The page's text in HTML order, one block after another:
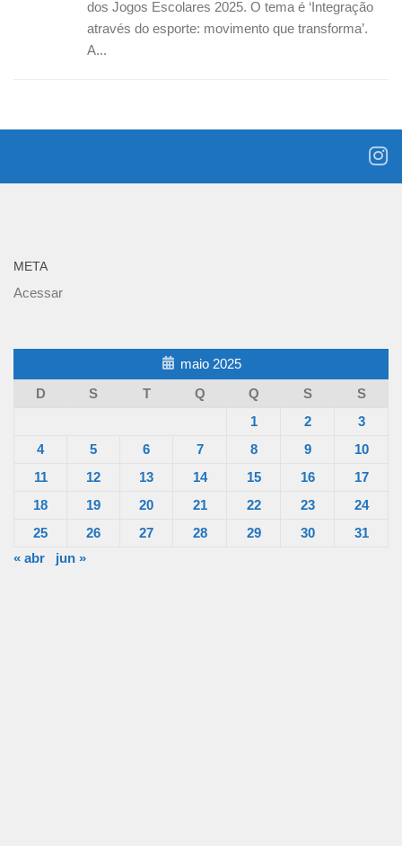
dos Jogos Escolares 2025. O tema é ‘Integração
através do esporte: movimento que transforma’.
A...
META
Acessar
maio 2025
D
S T Q Q S
S
1
2
3
4
5 6 7 8 9
10
11
12 13 14 15 16
17
18
19 20 21 22 23
24
25
26 27 28 29 30
31
« abr
jun »